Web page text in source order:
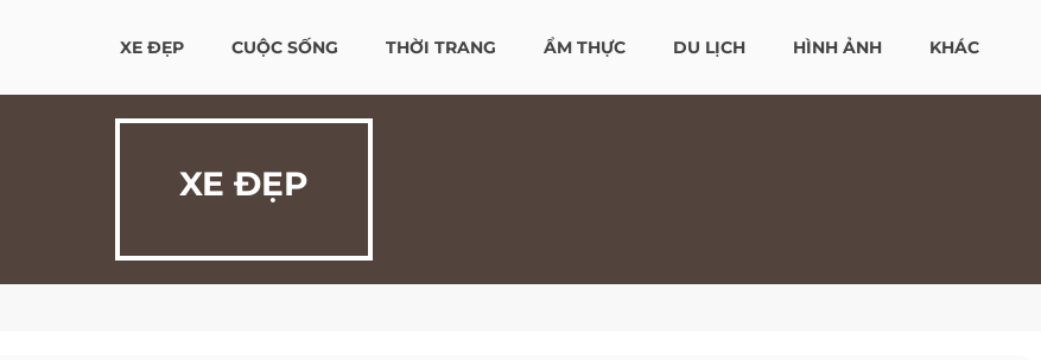
XE ĐẸP CUỘC SỐNG THỜI TRANG ẨM THỰC DU LỊCH HÌNH ẢNH KHÁC
XE ĐẸP